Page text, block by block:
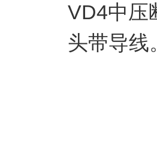
VD4中压
头带导线